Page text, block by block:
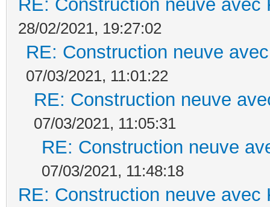
RE: Construction neuve avec
28/02/2021, 19:27:02
RE: Construction neuve
07/03/2021, 11:01:22
RE: Construction neuve
07/03/2021, 11:05:31
RE: Construction neuve
07/03/2021, 11:48:18
RE: Construction neuve avec